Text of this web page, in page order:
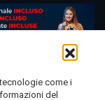
come i
del